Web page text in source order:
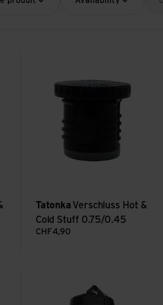
Tatonka Verschluss Hot &
Cold Stuff 0.75/0.45
CHF4,90